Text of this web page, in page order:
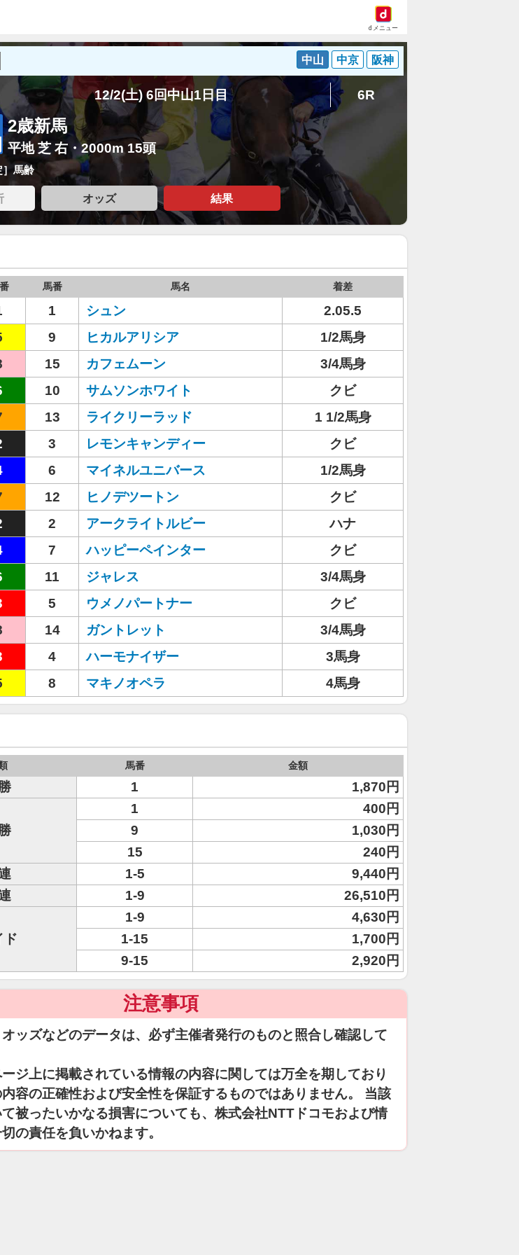
dメニュー
中山 中京 阪神
12/2(土) 6回中山1日目 6R
2歳新馬
平地 芝 右・2000m 15頭
］馬齢
オッズ 結果
馬番 馬名 着差
1 シュン
2.05.5
9 ヒカルアリシア
1/2馬身
15 カフェムーン
3/4馬身
10 サムソンホワイト
クビ
13 ライクリーラッド
1 1/2馬身
3 レモンキャンディー
クビ
6 マイネルユニバース
1/2馬身
12 ヒノデツートン
クビ
2 アークライトルビー
ハナ
7 ハッピーペインター
クビ
11 ジャレス
3/4馬身
5 ウメノパートナー
クビ
14 ガントレット
3/4馬身
4 ハーモナイザー
3馬身
8 マキノオペラ 4馬身
馬番 金額
1 1,870円
1
400円
9
1,030円
15
240円
1-5
9,440円
1-9 26,510円
ド
1-9
4,630円
1-15
1,700円
9-15
2,920円
注意事項
ッズなどのデータは、必ず主催者発行のものと照合し確認して
ジ上に掲載されている情報の内容に関しては万全を期しており
内容の正確性および安全性を保証するものではありません。 当該
被ったいかなる損害についても、株式会社NTTドコモおよび情
の責任を負いかねます。